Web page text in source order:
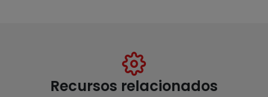
Recursos relacionados